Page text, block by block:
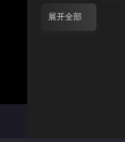
展开全部